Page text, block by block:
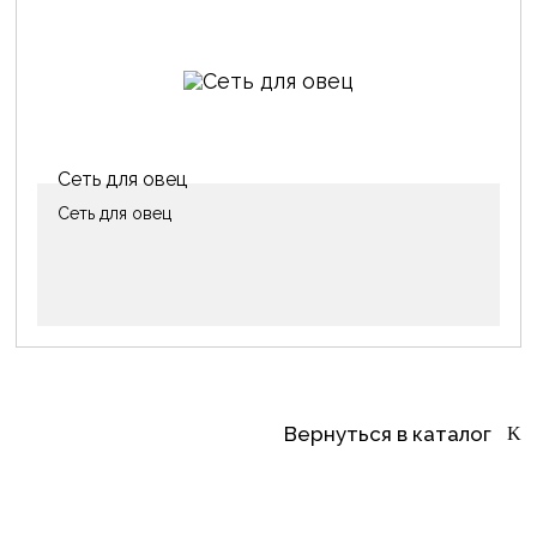
Сеть для овец
Сеть для овец
Вернуться в каталог